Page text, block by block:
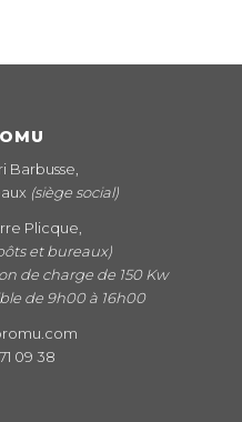
Barbusse,
(siège social)
Plicque,
et bureaux)
de charge de 150 Kw
de 9h00 à 16h00
09 38